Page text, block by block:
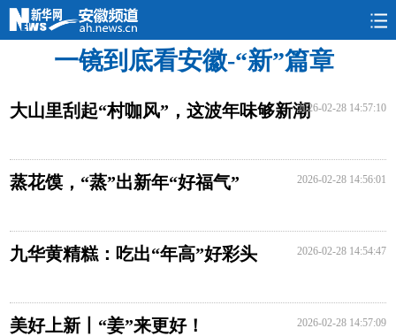
民生 政情 本网 旅游
一镜到底看安徽-“新”篇章
大山里刮起“村咖风”，这波年味够新潮2026-02-28 14:57:10
蒸花馍，“蒸”出新年“好福气” 2026-02-28 14:56:01
九华黄精糕：吃出“年高”好彩头 2026-02-28 14:54:47
美好上新丨“姜”来更好！ 2026-02-28 14:57:09